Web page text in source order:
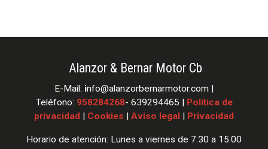
Alanzor & Bernar Motor Cb
E-Mail: info@alanzorbernarmotor.com |
Teléfono: 958284268- 639294465 |
Política de
privacidad
Cookies Aviso legal Privacidad
Horario de atención: Lunes a viernes de 7:30 a 15:00